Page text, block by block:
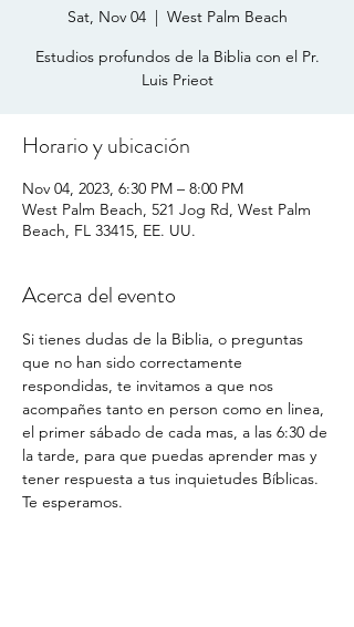
Sat, Nov 04
  |
West Palm Beach
Estudios profundos de la Biblia con el Pr.
Luis Prieot
Horario y ubicación
Nov 04, 2023, 6:30 PM – 8:00 PM
West Palm Beach, 521 Jog Rd, West Palm
Beach, FL 33415, EE. UU.
Acerca del evento
Si tienes dudas de la Biblia, o preguntas
que no han sido correctamente
respondidas, te invitamos a que nos
acompañes tanto en person como en linea,
el primer sábado de cada mas, a las 6:30 de
la tarde, para que puedas aprender mas y
tener respuesta a tus inquietudes Bíblicas.
Te esperamos.